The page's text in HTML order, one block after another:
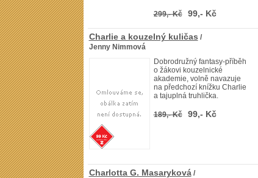
299,- Kč 99,- Kč
Charlie a kouzelný kuličas /
Jenny Nimmová
Dobrodružný fantasy-příběh
o žákovi kouzelnické
akademie, volně navazuje
na předchozí knížku Charlie
a tajuplná truhlička.
189,- Kč 99,- Kč
Charlotta G. Masaryková/